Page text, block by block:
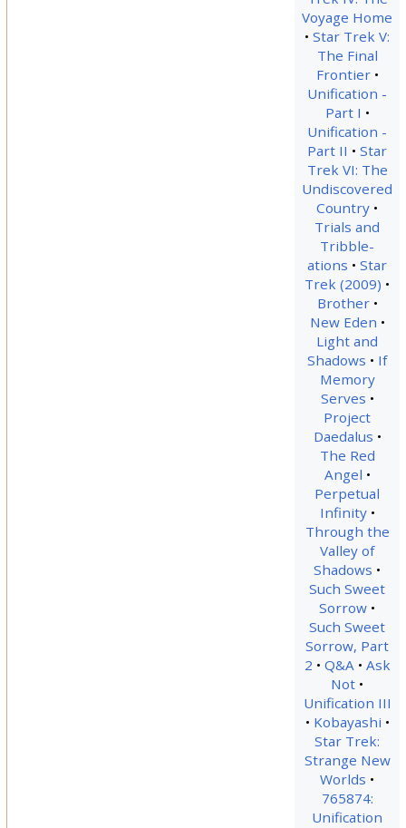
Voyage Home
Star Trek V:
The Final
Frontier
Unification -
Part I
Unification -
Part II
Star
Trek VI: The
Undiscovered
Country
Trials and
Tribble-
ations
Star
Trek (2009)
Brother
New Eden
Light and
Shadows
If
Memory
Serves
Project
Daedalus
The Red
Angel
Perpetual
Infinity
Through the
Valley of
Shadows
Such Sweet
Sorrow
Such Sweet
Sorrow, Part
2
Q&A
Ask
Not
Unification III
Kobayashi
Star Trek:
Strange New
Worlds
765874:
Unification